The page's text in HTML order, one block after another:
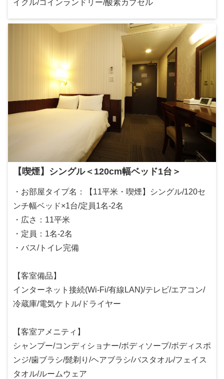
イクル/コインランドリー/酸素カプセル
【喫煙】シングル＜120cm幅ベッド1台＞
・お部屋タイプ名：【11平米・喫煙】シングル/120セ
ンチ幅ベッド×1台/定員1名-2名
・広さ：11平米
・定員：1名-2名
・バス/トイレ完備
【客室備品】
インターネット接続(Wi-Fi/有線LAN)/テレビ/エアコン/
冷蔵庫/電気ケトル/ドライヤー
【客室アメニティ】
シャンプー/コンディショナー/ボディソープ/ボディスポ
ンジ/歯ブラシ/髭剃り/ヘアブラシ/バスタオル/フェイス
タオル/ルームウェア